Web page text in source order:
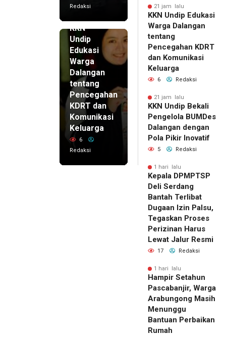
Redaksi
KKN
Undip
Edukasi
Warga
Dalangan
tentang
Pencegahan
KDRT dan
Komunikasi
Keluarga
6
Redaksi
21 jam lalu
KKN Undip Edukasi
Warga Dalangan
tentang
Pencegahan KDRT
dan Komunikasi
Keluarga
6 Redaksi
21 jam lalu
KKN Undip Bekali
Pengelola BUMDes
Dalangan dengan
Pola Pikir Inovatif
5 Redaksi
1 hari lalu
Kepala DPMPTSP
Deli Serdang
Bantah Terlibat
Dugaan Izin Palsu,
Tegaskan Proses
Perizinan Harus
Lewat Jalur Resmi
17 Redaksi
1 hari lalu
Hampir Setahun
Pascabanjir, Warga
Arabungong Masih
Menunggu
Bantuan Perbaikan
Rumah